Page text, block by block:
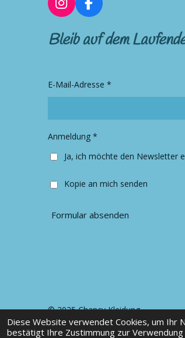
Diese Website verwendet Cookies, um Ihr
bestätigt Ihre Zustimmung zur Verwendung
I
n
s
t
r
a
F
a
c
e
o
k
Bleib auf dem
E-Mail-Adresse *
Anmeldung *
Ja, ich möchte den Newsletter
Kopie an mich senden
Formular absenden
© 2025 Chancy Kleidung